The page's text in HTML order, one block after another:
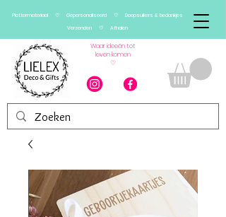
Plottermateriaal ♡ Gepersonaliseerd ♡ Doopsuikers & bedankjes
Verzenden ♡ Afhalen
Waar ideeën tot
leven komen
♡